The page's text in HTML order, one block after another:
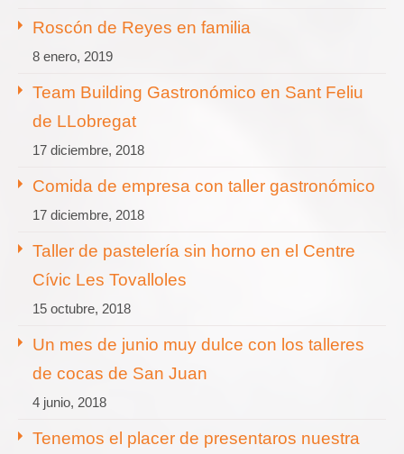
Roscón de Reyes en familia
8 enero, 2019
Team Building Gastronómico en Sant Feliu
de LLobregat
17 diciembre, 2018
Comida de empresa con taller gastronómico
17 diciembre, 2018
Taller de pastelería sin horno en el Centre
Cívic Les Tovalloles
15 octubre, 2018
Un mes de junio muy dulce con los talleres
de cocas de San Juan
4 junio, 2018
Tenemos el placer de presentaros nuestra